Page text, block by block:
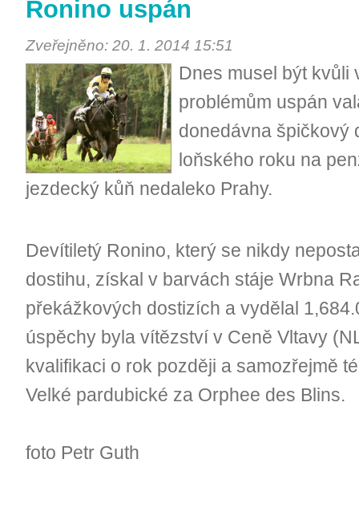
Ronino uspán
Zveřejněno: 20. 1. 2014 15:51
Dnes musel být kvůli
problémům uspán
donedávna špičkový
loňského roku na
jezdecký kůň nedaleko Prahy.
Devítiletý Ronino, který se nikdy
dostihu, získal v barvách stáje Wrbna
překážkových dostizích a vydělal
úspěchy byla vítězství v Ceně Vltavy
kvalifikaci o rok později a samozřejmě
Velké pardubické za Orphee des
foto Petr Guth